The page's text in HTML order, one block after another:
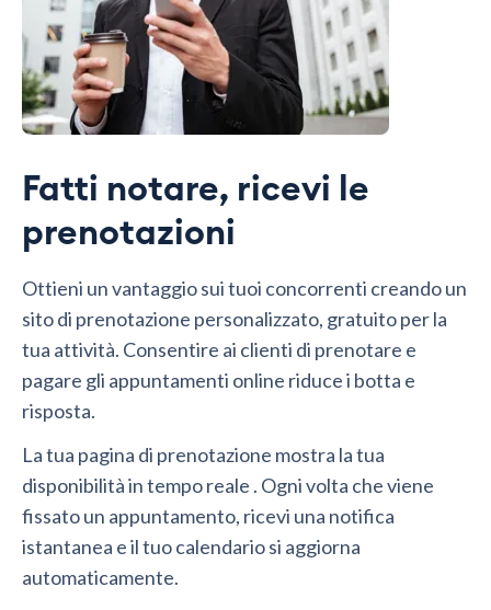
Fatti notare, ricevi le
prenotazioni
Ottieni un vantaggio sui tuoi concorrenti creando un
sito di prenotazione personalizzato, gratuito per la
tua attività. Consentire ai clienti di prenotare e
pagare gli appuntamenti online riduce i botta e
risposta.
La tua pagina di prenotazione mostra la tua
disponibilità in tempo reale . Ogni volta che viene
fissato un appuntamento, ricevi una notifica
istantanea e il tuo calendario si aggiorna
automaticamente.